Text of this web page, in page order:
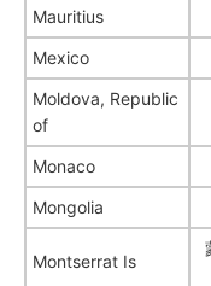
Mauritius
Mexico
Moldova, Republic
of
Monaco
Mongolia
Montserrat Is